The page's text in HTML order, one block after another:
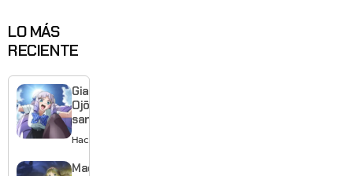
LO MÁS
RECIENTE
Giant
Ojō-
sama
revela
visual y
confirma
Hace 1 día
Made in